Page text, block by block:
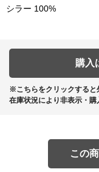
シラー 100%
購入
※こちらをクリックすると
在庫状況により非表示・購
この